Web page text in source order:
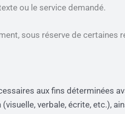
ou le service demandé.
sous réserve de certaines
aux fins déterminées
verbale, écrite, etc.),